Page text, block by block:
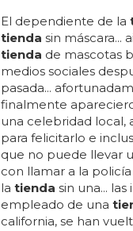
El dependiente de la
tienda sin máscara...
tienda de mascotas
medios sociales
pasada...
finalmente
una celebridad local,
para felicitarlo e
que no puede llevar
con llamar a la
la tienda sin una...
empleado de una
california, se han